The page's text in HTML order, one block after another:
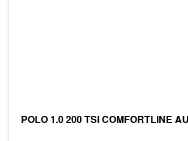
POLO 1.0 200 TSI COMFORTLINE